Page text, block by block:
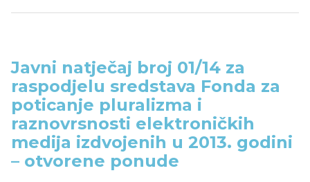
Javni natječaj broj 01/14 za
raspodjelu sredstava Fonda za
poticanje pluralizma i
raznovrsnosti elektroničkih
medija izdvojenih u 2013. godini
– otvorene ponude